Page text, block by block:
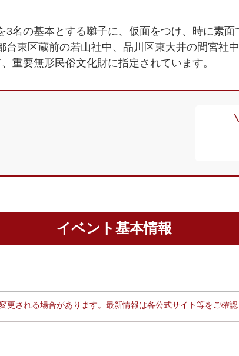
名の基本とする囃子に、仮面をつけ、時に素
東区蔵前の若山社中、品川区東大井の間宮社
重要無形民俗文化財に指定されています。
イベント基本情報
更される場合があります。最新情報は各公式サイト等をご確認